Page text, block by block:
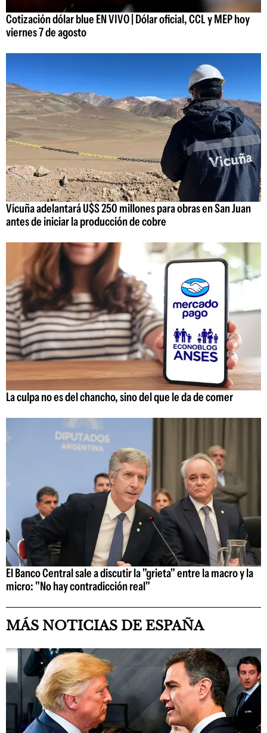
Cotización dólar blue EN VIVO | Dólar oficial, CCL y MEP hoy
viernes 7 de agosto
Vicuña adelantará U$S 250 millones para obras en San Juan
antes de iniciar la producción de cobre
La culpa no es del chancho, sino del que le da de comer
El Banco Central sale a discutir la "grieta" entre la macro y la
micro: "No hay contradicción real"
MÁS NOTICIAS DE ESPAÑA